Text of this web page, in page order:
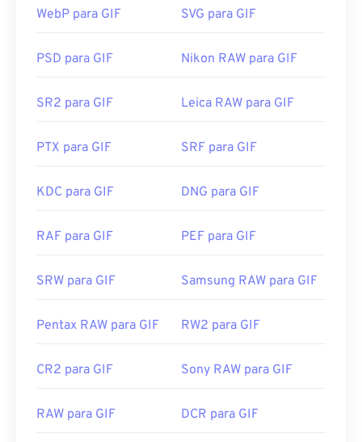
Desenvolvido por:
abre em dispositivos móveis da Apple, incluindo
Adobe Flash.
Os GIFs abrem facilmente em quase todos os
navegadores da web e sistemas operacionais. Para
comoo Adobe Photoshop. No Windows, abra GIFs
Elements
, Roxio Creator NXT Pro
e outros. No
macOS, use visualizadores e editores de imagens
Desenvolvido por:CompuServe, Inc.
Links úteis: https://en.wikipedia.org/wiki/GIF
WebP para GIF SVG para GIF
PSD para GIF Nikon RAW para GIF
SR2 para GIF Leica RAW para GIF
PTX para GIF SRF para GIF
KDC para GIF DNG para GIF
RAF para GIF PEF para GIF
SRW para GIF Samsung RAW para GIF
Pentax RAW para GIF RW2 para GIF
CR2 para GIF Sony RAW para GIF
RAW para GIF DCR para GIF